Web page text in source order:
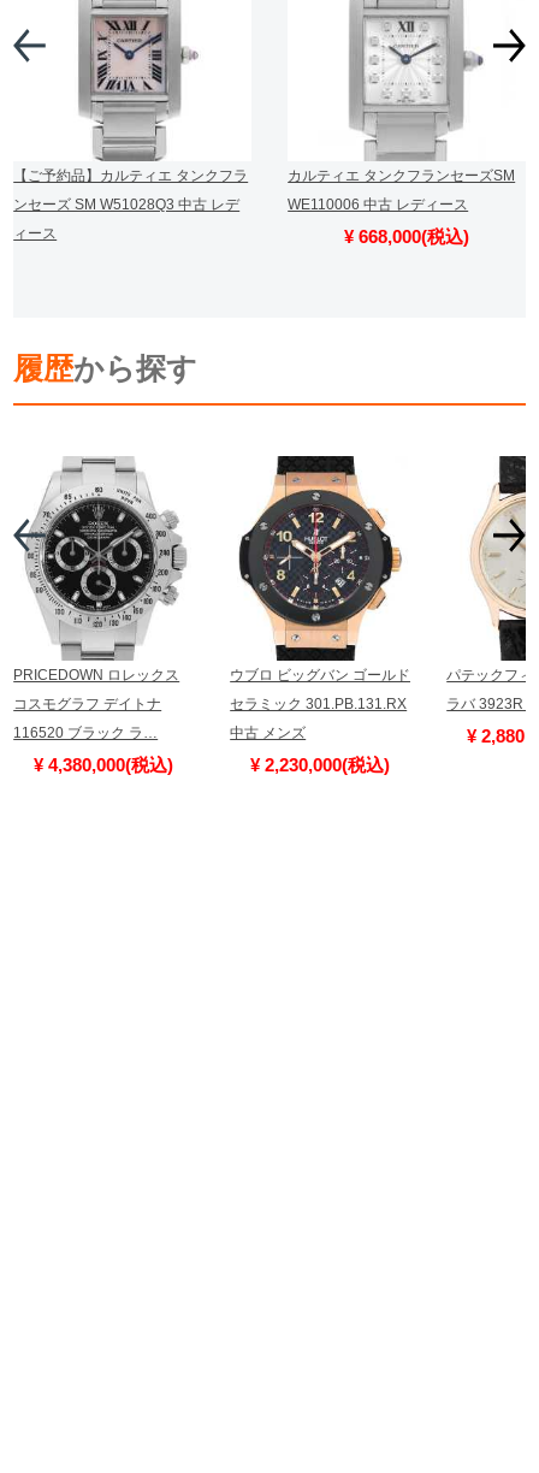
【ご予約品】カルティエ タンクフラ
ンセーズ SM W51028Q3 中古 レデ
ィース
カルティエ タンクフランセーズSM
WE110006 中古 レディース
¥ 668,000(税込)
履歴から探す
PRICEDOWN ロレックス
コスモグラフ デイトナ
116520 ブラック ラ…
¥ 4,380,000(税込)
ウブロ ビッグバン ゴールド
セラミック 301.PB.131.RX
中古 メンズ
¥ 2,230,000(税込)
パテックフィ
ラバ 3923R
¥